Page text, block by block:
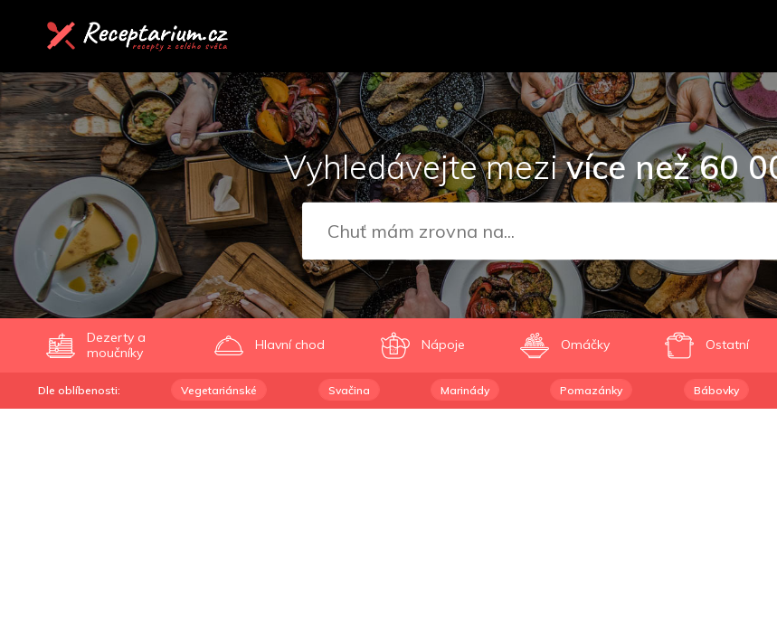
Vyhledávejte mezivíce než 60
Dezerty a
moučníky
Hlavní chod Nápoje Omáčky Ostatní
Dle oblíbenosti: Vegetariánské Svačina Marinády Pomazánky Bábovky